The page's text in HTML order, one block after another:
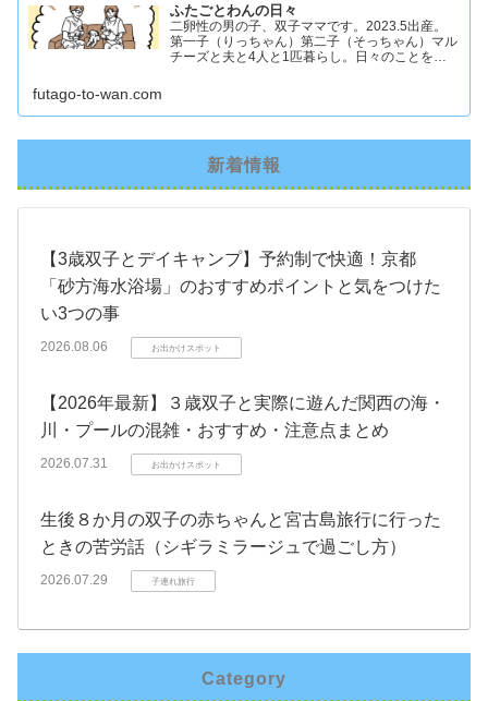
ふたごとわんの日々
二卵性の男の子、双子ママです。2023.5出産。
第一子（りっちゃん）第二子（そっちゃん）マル
チーズと夫と4人と1匹暮らし。日々のことを忘
futago-to-wan.com
新着情報
【3歳双子とデイキャンプ】予約制で快適！京都
「砂方海水浴場」のおすすめポイントと気をつけた
い3つの事
2026.08.06 お出かけスポット
【2026年最新】３歳双子と実際に遊んだ関西の海・
川・プールの混雑・おすすめ・注意点まとめ
2026.07.31 お出かけスポット
生後８か月の双子の赤ちゃんと宮古島旅行に行った
ときの苦労話（シギラミラージュで過ごし方）
2026.07.29 子連れ旅行
Category